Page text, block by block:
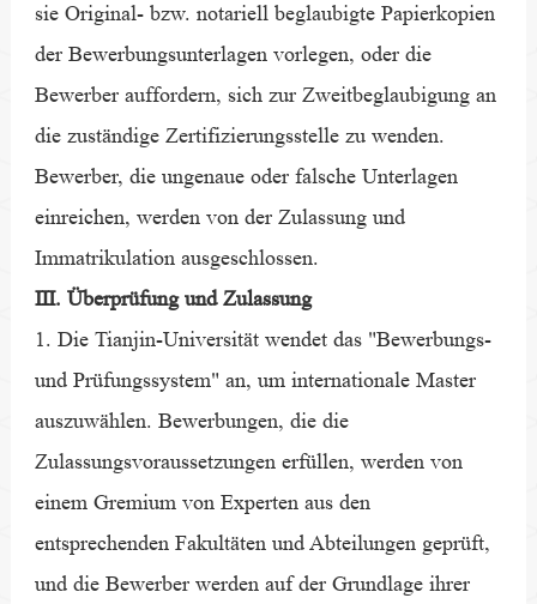
sie Original- bzw. notariell beglaubigte Papierkopien
der Bewerbungsunterlagen vorlegen, oder die
Bewerber auffordern, sich zur Zweitbeglaubigung an
die zuständige Zertifizierungsstelle zu wenden.
Bewerber, die ungenaue oder falsche Unterlagen
einreichen, werden von der Zulassung und
Immatrikulation ausgeschlossen.
Ⅲ. Überprüfung und Zulassung
1. Die Tianjin-Universität wendet das "Bewerbungs-
und Prüfungssystem" an, um internationale Master
auszuwählen. Bewerbungen, die die
Zulassungsvoraussetzungen erfüllen, werden von
einem Gremium von Experten aus den
entsprechenden Fakultäten und Abteilungen geprüft,
und die Bewerber werden auf der Grundlage ihrer